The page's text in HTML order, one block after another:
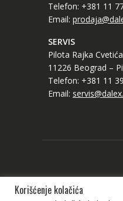
Telefon: +381 11
Email:
SERVIS
Pilota Rajka
11226 Beograd –
Telefon: +381 11
Email:
Korišćenje kolačića